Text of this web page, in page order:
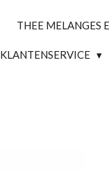
THEE MELANGES
KLANTENSERVICE